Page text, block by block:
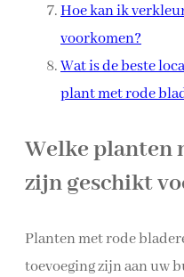
Hoe kan ik
voorkomen?
Wat is de beste
plant met rode
Welke planten
zijn geschikt
Planten met rode
toevoeging zijn aan uw